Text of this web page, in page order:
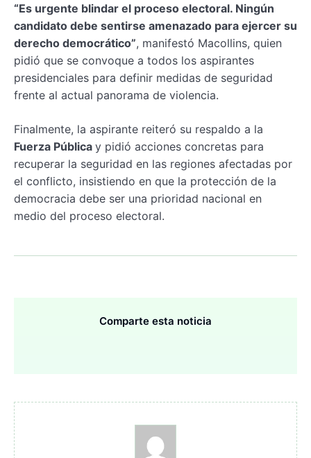
“Es urgente blindar el proceso electoral. Ningún
candidato debe sentirse amenazado para ejercer su
derecho democrático”, manifestó Macollins, quien
pidió que se convoque a todos los aspirantes
presidenciales para definir medidas de seguridad
frente al actual panorama de violencia.
Finalmente, la aspirante reiteró su respaldo a la
Fuerza Pública y pidió acciones concretas para
recuperar la seguridad en las regiones afectadas por
el conflicto, insistiendo en que la protección de la
democracia debe ser una prioridad nacional en
medio del proceso electoral.
Comparte esta noticia